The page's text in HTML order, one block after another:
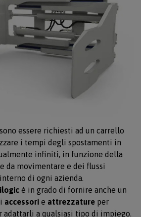
essere richiesti ad un carrello
i tempi degli spostamenti in
infiniti, in funzione della
da movimentare e dei flussi
di ogni azienda.
è in grado di fornire anche un
accessori e attrezzature per
adattarli a qualsiasi tipo di impiego.